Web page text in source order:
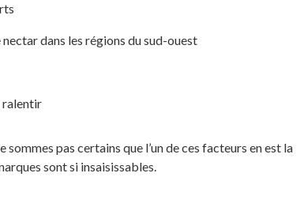
dans les régions du sud-ouest
ralentir
sommes pas certains que l’un de ces facteurs en est la
sont si insaisissables.